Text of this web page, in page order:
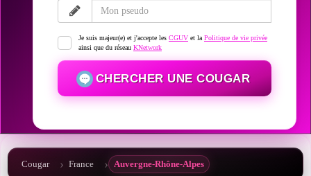
Je suis majeur(e) et j'accepte les CGUV et la Politique de vie privée
ainsi que du réseau KNetwork
CHERCHER UNE COUGAR
Cougar France Auvergne-Rhône-Alpes